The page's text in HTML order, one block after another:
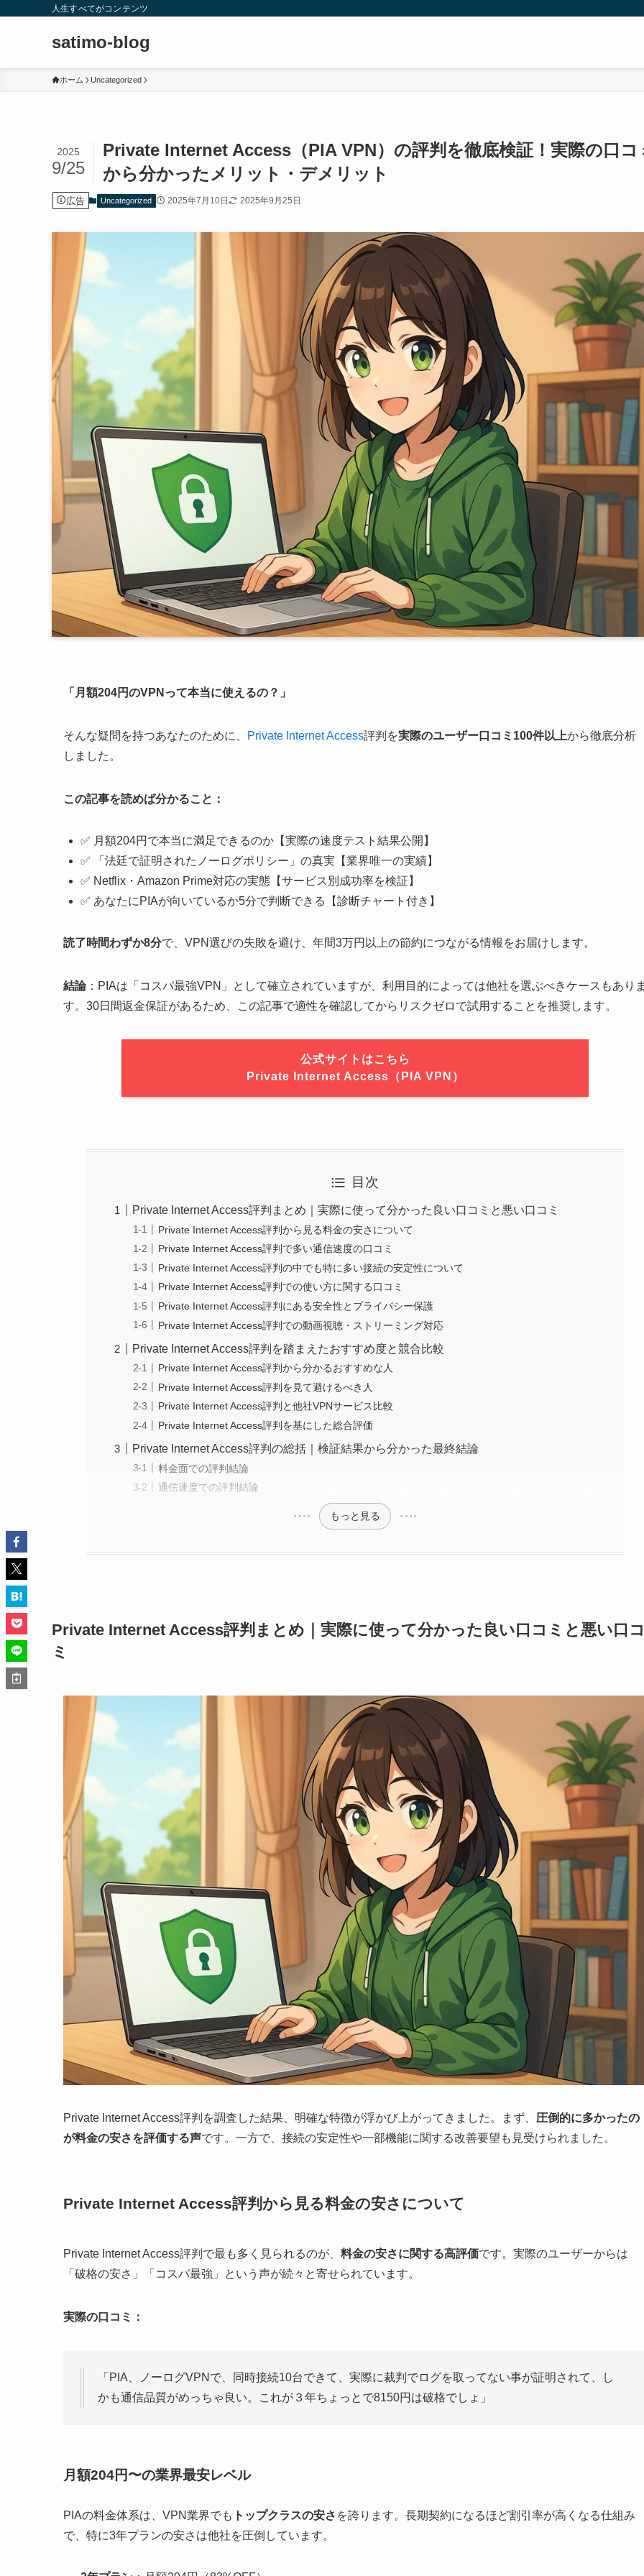
人生すべてがコンテンツ
satimo-blog
ホーム Uncategorized
Private Internet Access（PIA VPN）の評判を徹底検証！実際の口コ
から分かったメリット・デメリット
2025
9/25
広告 Uncategorized 2025年7月10日 2025年9月25日
「月額204円のVPNって本当に使えるの？」
そんな疑問を持つあなたのために、 Private Internet Access評判を実際のユーザー口コミ100件以上から徹底分析
しました。
この記事を読めば分かること：
✅ 月額204円で本当に満足できるのか【実際の速度テスト結果公開】
✅ 「法廷で証明されたノーログポリシー」の真実【業界唯一の実績】
✅ Netflix・Amazon Prime対応の実態【サービス別成功率を検証】
✅ あなたにPIAが向いているか5分で判断できる【診断チャート付き】
読了時間わずか8分で、VPN選びの失敗を避け、年間3万円以上の節約につながる情報をお届けします。
結論：PIAは「コスパ最強VPN」として確立されていますが、利用目的によっては他社を選ぶべきケースもあり
す。30日間返金保証があるため、この記事で適性を確認してからリスクゼロで試用することを推奨します。
公式サイトはこちら
Private Internet Access（PIA VPN）
目次
Private Internet Access評判まとめ｜実際に使って分かった良い口コミと悪い口コミ
Private Internet Access評判から見る料金の安さについて
Private Internet Access評判で多い通信速度の口コミ
Private Internet Access評判の中でも特に多い接続の安定性について
Private Internet Access評判での使い方に関する口コミ
Private Internet Access評判にある安全性とプライバシー保護
Private Internet Access評判での動画視聴・ストリーミング対応
Private Internet Access評判を踏まえたおすすめ度と競合比較
Private Internet Access評判から分かるおすすめな人
Private Internet Access評判を見て避けるべき人
Private Internet Access評判と他社VPNサービス比較
Private Internet Access評判を基にした総合評価
Private Internet Access評判の総括｜検証結果から分かった最終結論
料金面での評判結論
通信速度での評判結論
もっと見る
Private Internet Access評判まとめ｜実際に使って分かった良い口コミと悪い口
ミ
Private Internet Access評判を調査した結果、明確な特徴が浮かび上がってきました。まず、 圧倒的に多かったの
が料金の安さを評価する声です。一方で、接続の安定性や一部機能に関する改善要望も見受けられました。
Private Internet Access評判から見る料金の安さについて
Private Internet Access評判で最も多く見られるのが、 料金の安さに関する高評価です。実際のユーザーからは
「破格の安さ」「コスパ最強」という声が続々と寄せられています。
実際の口コミ：
「PIA、ノーログVPNで、同時接続10台できて、実際に裁判でログを取ってない事が証明されて、し
かも通信品質がめっちゃ良い。これが３年ちょっとで8150円は破格でしょ」
月額204円〜の業界最安レベル
PIAの料金体系は、VPN業界でも トップクラスの安さ を誇ります。長期契約になるほど割引率が高くなる仕組み
で、特に3年プランの安さは他社を圧倒しています。